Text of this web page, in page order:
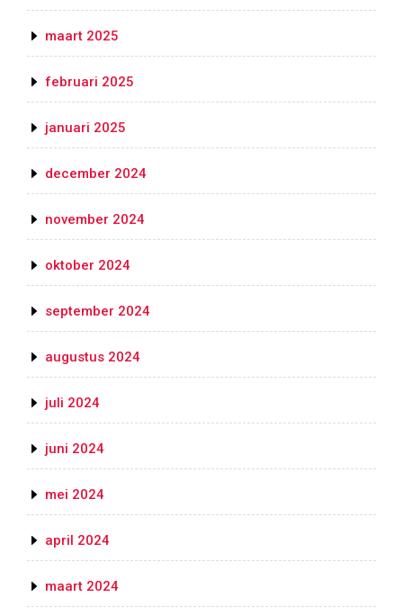
maart 2025
februari 2025
januari 2025
december 2024
november 2024
oktober 2024
september 2024
augustus 2024
juli 2024
juni 2024
mei 2024
april 2024
maart 2024